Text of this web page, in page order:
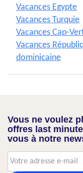
Vacances Egypte
Vacances Turquie
Vacances Cap-
Vacances
dominicaine
Vous ne voulez
offres last
vous à notre